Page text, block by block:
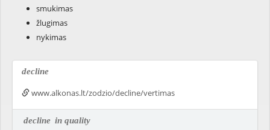
smukimas
žlugimas
nykimas
decline
www.alkonas.lt/zodzio/decline/vertimas
decline in quality